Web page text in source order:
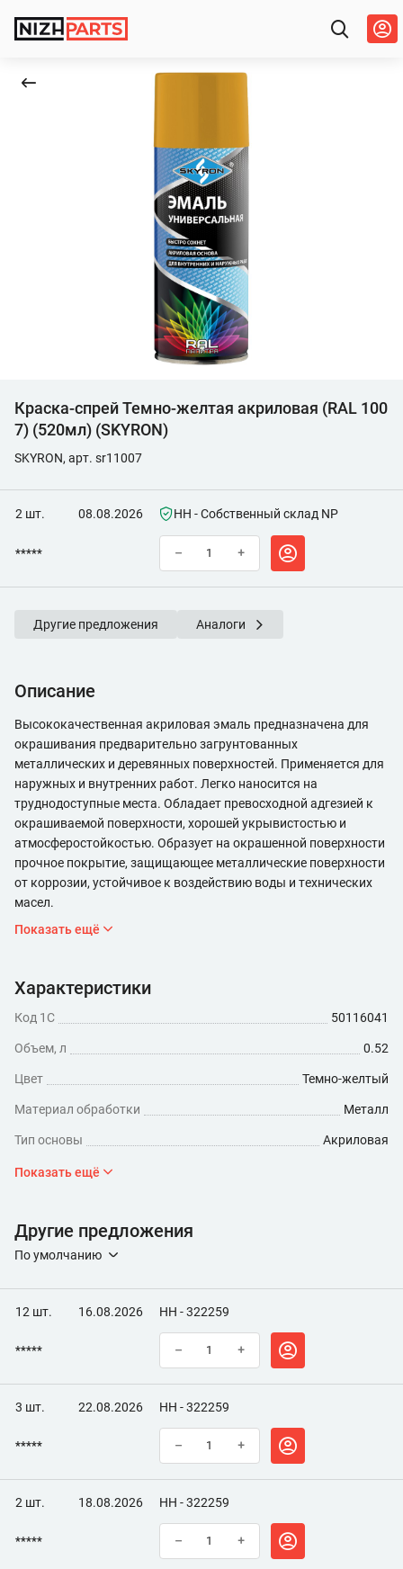
Краска-спрей Темно-желтая акриловая (RAL 100
7) (520мл) (SKYRON)
SKYRON, арт. sr11007
2 шт. 08.08.2026 НН - Собственный склад NP
***** – +
Другие предложения Аналоги
Описание
Высококачественная акриловая эмаль предназначена для
окрашивания предварительно загрунтованных
металлических и деревянных поверхностей. Применяется для
наружных и внутренних работ. Легко наносится на
труднодоступные места. Обладает превосходной адгезией к
окрашиваемой поверхности, хорошей укрывистостью и
атмосферостойкостью. Образует на окрашенной поверхности
прочное покрытие, защищающее металлические поверхности
от коррозии, устойчивое к воздействию воды и технических
масел.
Показать ещё
Характеристики
Код 1С 50116041
Объем, л 0.52
Цвет Темно-желтый
Материал обработки Металл
Тип основы Акриловая
Степень глянца
Показать ещё
Другие предложения
По умолчанию
12 шт. 16.08.2026 НН - 322259
***** – +
3 шт. 22.08.2026 НН - 322259
***** – +
2 шт. 18.08.2026 НН - 322259
***** – +